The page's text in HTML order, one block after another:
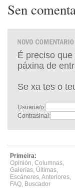
Sen
É preciso
páxina de
Se xa tes o
Usuaria/o:
Contrasinal:
Primeira:
Opinión, Columnas,
Galerías, Últimas,
Escáneres,Anteriores,
FAQ, Buscador